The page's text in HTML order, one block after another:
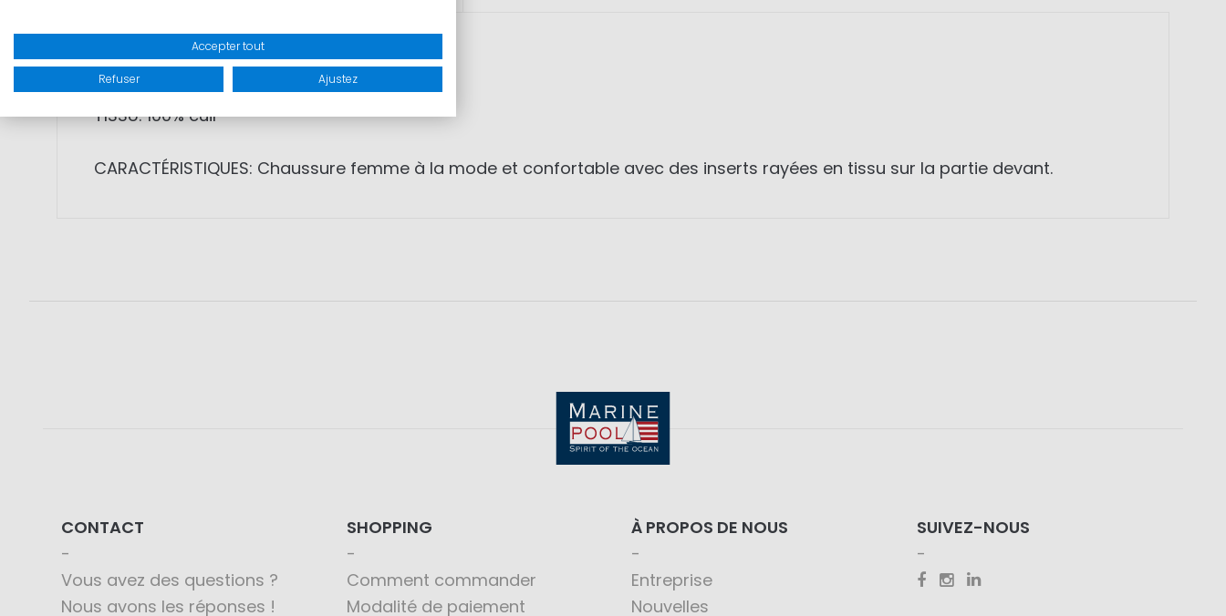
SKU: 1001727
TISSU: 100% cuir
CARACTÉRISTIQUES: Chaussure femme à la mode et confortable avec des inserts rayées en tissu sur la partie devant.
CONTACT
Vous avez des questions ?
Nous avons les réponses !
SHOPPING
Comment commander
Modalité de paiement
À PROPOS DE NOUS
Entreprise
Nouvelles
SUIVEZ-NOUS
Accepter tout
Refuser Ajustez